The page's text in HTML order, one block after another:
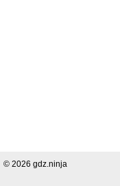
© 2026 gdz.ninja